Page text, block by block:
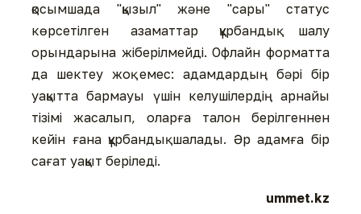
қосымшада "қызыл" және "сары" статус
көрсетілген азаматтар құрбандық шалу
орындарына жіберілмейді. Офлайн форматта
да шектеу жоқ емес: адамдардың бәрі бір
уақытта бармауы үшін келушілердің арнайы
тізімі жасалып, оларға талон берілгеннен
кейін ғана құрбандық шалады. Әр адамға бір
сағат уақыт беріледі.
ummet.kz